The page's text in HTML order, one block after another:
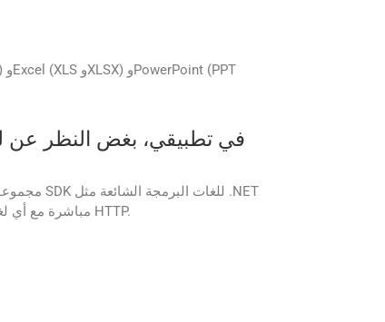
وJava وPHP وPython وRuby وNode.js. بالإضافة إلى ذلك، يمكنك استخدام واجهات برمجة تطبيقات RESTful مباشرة مع أي لغة برمجة تدعم طلبات HTTP.